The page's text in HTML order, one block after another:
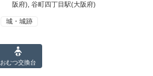
阪府) ,谷町四丁目駅(大阪府)
城・城跡
おむつ交換台